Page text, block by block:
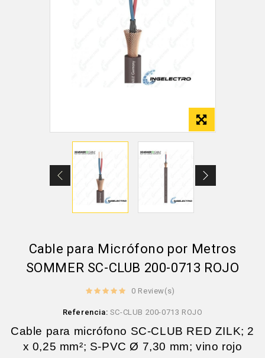
Cable para Micrófono por Metros
SOMMER SC-CLUB 200-0713 ROJO
0 Review(s)
Referencia: SC-CLUB 200-0713 ROJO
Cable para micrófono SC-CLUB RED ZILK; 2
x 0,25 mm²; S-PVC Ø 7,30 mm; vino rojo